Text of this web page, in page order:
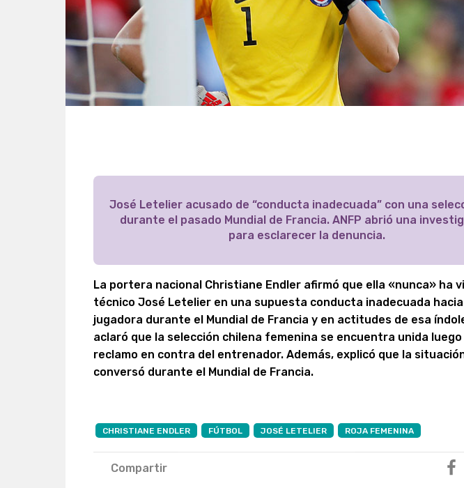
José Letelier acusado de “conducta inadecuada” con una
durante el pasado Mundial de Francia. ANFP abrió una
para esclarecer la denuncia.
La portera nacional Christiane Endler afirmó que ella «nunca» ha
técnico José Letelier en una supuesta conducta inadecuada
jugadora durante el Mundial de Francia y en actitudes de esa
aclaró que la selección chilena femenina se encuentra unida luego
reclamo en contra del entrenador. Además, explicó que la
conversó durante el Mundial de Francia.
CHRISTIANE ENDLER FÚTBOL JOSÉ LETELIER ROJA FEMENINA
Compartir